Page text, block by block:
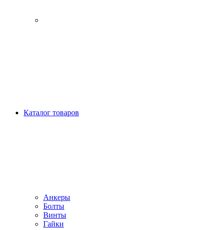
Каталог товаров
Анкеры
Болты
Винты
Гайки